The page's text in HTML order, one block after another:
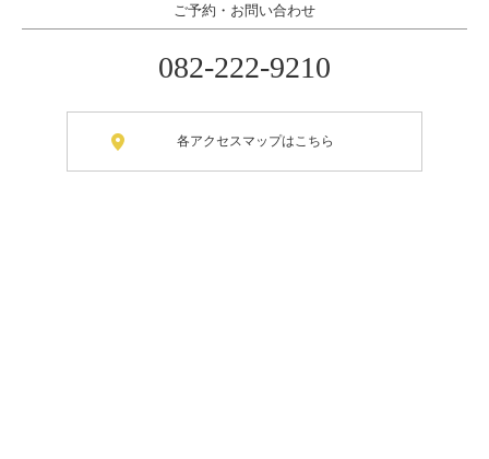
ご予約・お問い合わせ
082-222-9210
各アクセスマップはこちら